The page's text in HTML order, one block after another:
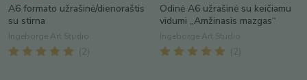
A6 formato užrašinė/dienoraštis
su stirna
Ingeborge Art Studio
( 2
Odinė A6 užrašinė su keičiamu
vidumi „Amžinasis mazgas“
Ingeborge Art Studio
( 2